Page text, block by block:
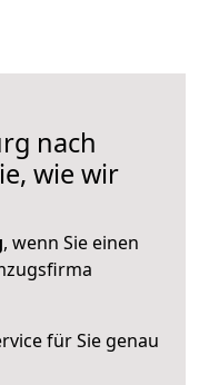
nach
wie wir
, wenn Sie einen
für Sie genau